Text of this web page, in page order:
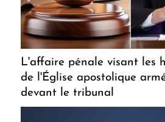
L'affaire pénale visant les
de l'Église apostolique
devant le tribunal